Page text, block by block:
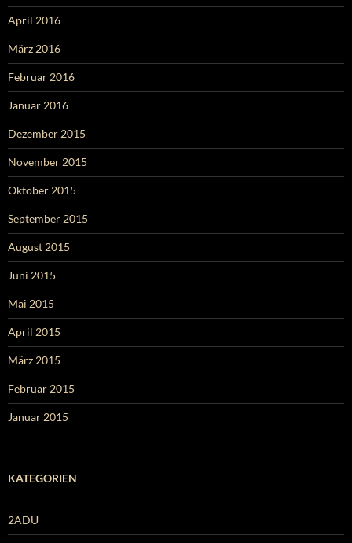
April 2016
März 2016
Februar 2016
Januar 2016
Dezember 2015
November 2015
Oktober 2015
September 2015
August 2015
Juni 2015
Mai 2015
April 2015
März 2015
Februar 2015
Januar 2015
KATEGORIEN
2ADU